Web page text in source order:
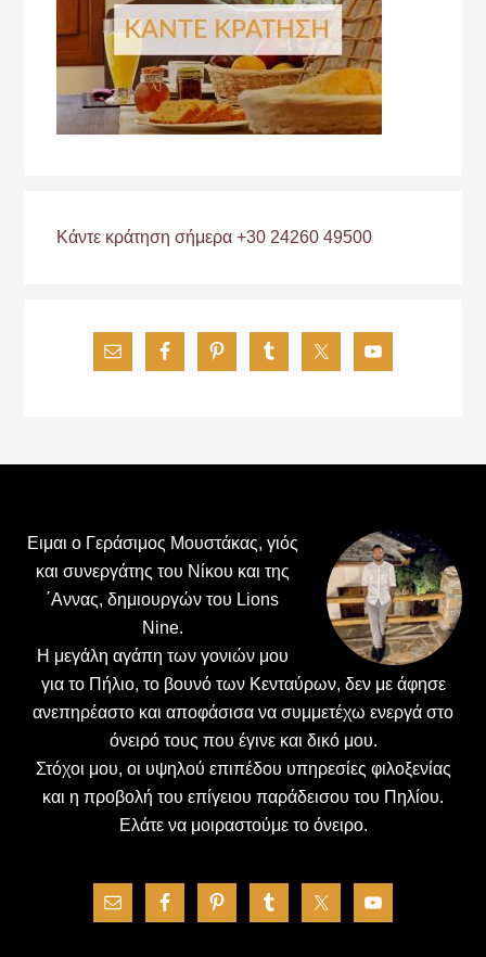
Κάντε κράτηση σήμερα +30 24260 49500
Ειμαι ο Γεράσιμος Μουστάκας, γιός
και συνεργάτης του Νίκου και της
΄Αννας, δημιουργών του Lions
Nine.
H μεγάλη αγάπη των γονιών μου
για το Πήλιο, το βουνό των Κενταύρων, δεν με άφησε
ανεπηρέαστο και αποφάσισα να συμμετέχω ενεργά στο
όνειρό τους που έγινε και δικό μου.
Στόχοι μου, οι υψηλού επιπέδου υπηρεσίες φιλοξενίας
και η προβολή του επίγειου παράδεισου του Πηλίου.
Ελάτε να μοιραστούμε το όνειρο.